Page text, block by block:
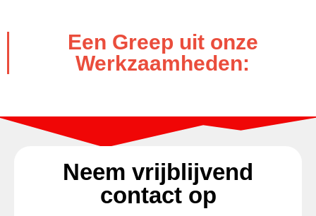
Een Greep uit onze
Werkzaamheden:
Neem vrijblijvend
contact op